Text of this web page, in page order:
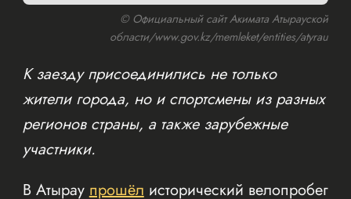
© Официальный сайт Акимата Атырауской
области/www.gov.kz/memleket/entities/atyrau
К заезду присоединились не только
жители города, но и спортсмены из разных
регионов страны, а также зарубежные
участники.
В Атыраупрошёлисторический велопробег